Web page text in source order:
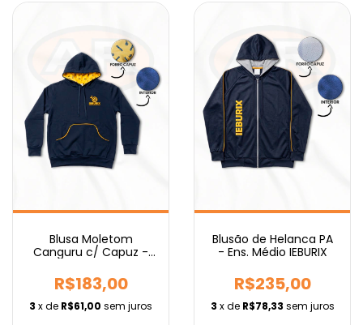
Blusa Moletom
Canguru c/ Capuz -
R$183,00
3 x de R$61,00 sem juros
Blusão de Helanca PA
- Ens. Médio IEBURIX
R$235,00
3 x de R$78,33 sem juros